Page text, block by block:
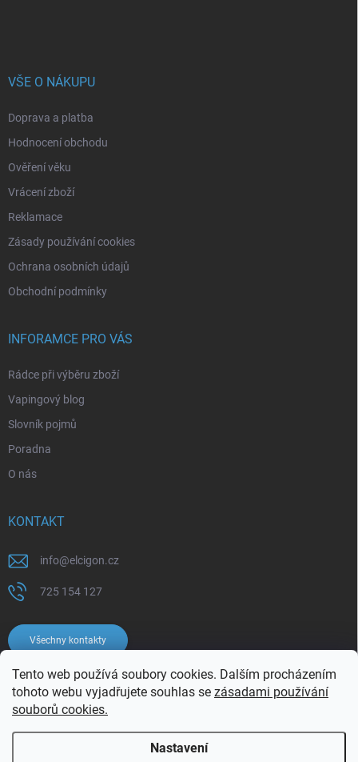
Tento web používá soubory cookies. Dalším procházením
tohoto webu vyjadřujete souhlas se zásadami používání
souborů cookies.
Nastavení
VŠE O NÁKUPU
Doprava a platba
Hodnocení obchodu
Ověření věku
Vrácení zboží
Reklamace
Zásady používání cookies
Ochrana osobních údajů
Obchodní podmínky
INFORAMCE PRO VÁS
Rádce při výběru zboží
Vapingový blog
Slovník pojmů
Poradna
O nás
KONTAKT
info@elcigon.cz
725 154 127
Všechny kontakty